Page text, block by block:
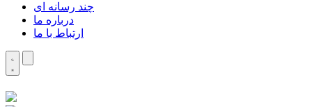
چند رسانه ای
درباره ما
ارتباط با ما